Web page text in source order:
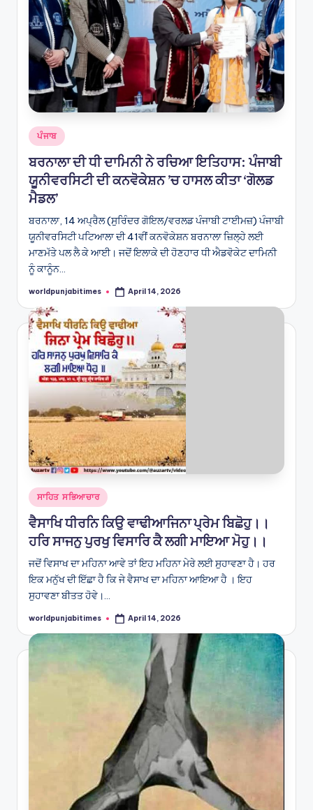
Posted
in
ਪੰਜਾਬ
ਬਰਨਾਲਾ ਦੀ ਧੀ ਦਾਮਿਨੀ ਨੇ ਰਚਿਆ ਇਤਿਹਾਸ: ਪੰਜਾਬੀ
ਯੂਨੀਵਰਸਿਟੀ ਦੀ ਕਨਵੋਕੇਸ਼ਨ ’ਚ ਹਾਸਲ ਕੀਤਾ ‘ਗੋਲਡ
ਮੈਡਲ’
ਬਰਨਾਲਾ, 14 ਅਪ੍ਰੈਲ (ਸੁਰਿੰਦਰ ਗੋਇਲ/ਵਰਲਡ ਪੰਜਾਬੀ ਟਾਈਮਜ਼) ਪੰਜਾਬੀ
ਯੂਨੀਵਰਸਿਟੀ ਪਟਿਆਲਾ ਦੀ 41ਵੀਂ ਕਨਵੋਕੇਸ਼ਨ ਬਰਨਾਲਾ ਜ਼ਿਲ੍ਹੇ ਲਈ
ਮਾਣਮੱਤੇ ਪਲ ਲੈ ਕੇ ਆਈ। ਜਦੋਂ ਇਲਾਕੇ ਦੀ ਹੋਣਹਾਰ ਧੀ ਐਡਵੋਕੇਟ ਦਾਮਿਨੀ
ਨੂੰ ਕਾਨੂੰਨ…
Posted
worldpunjabitimes April 14, 2026
Posted
in
ਸਾਹਿਤ ਸਭਿਆਚਾਰ
ਵੈਸਾਖਿ ਧੀਰਨਿ ਕਿਉ ਵਾਢੀਆਜਿਨਾ ਪ੍ਰੇਮ ਬਿਛੋਹੁ।।
ਹਰਿ ਸਾਜਨੁ ਪੁਰਖੁ ਵਿਸਾਰਿ ਕੈ ਲਗੀ ਮਾਇਆ ਮੋਹੁ।।
ਜਦੋਂ ਵਿਸਾਖ ਦਾ ਮਹਿਨਾ ਆਵੇ ਤਾਂ ਇਹ ਮਹਿਨਾ ਮੇਰੇ ਲਈ ਸੁਹਾਵਣਾ ਹੈ। ਹਰ
ਇਕ ਮਨੁੱਖ ਦੀ ਇੱਛਾ ਹੈ ਕਿ ਜੇ ਵੈਸਾਖ ਦਾ ਮਹਿਨਾ ਆਇਆ ਹੈ । ਇਹ
ਸੁਹਾਵਣਾ ਬੀਤਤ ਹੋਵੇ।…
Posted
worldpunjabitimes April 14, 2026